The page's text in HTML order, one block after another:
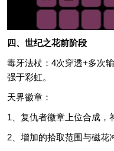
四、世纪之花前阶段
毒牙法杖：4次穿透+多次
强于彩虹。
天界徽章：
1、复仇者徽章上位合成，
2、增加的拾取范围与磁花